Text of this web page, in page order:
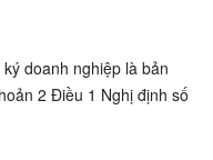
doanh nghiệp là bản
2 Điều 1 Nghị định số